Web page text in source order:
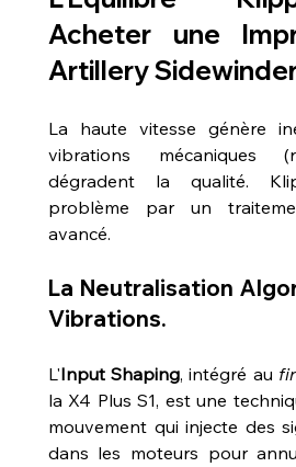
Acheter une
Artillery Sidewinder
La haute vitesse génère
vibrations mécaniques
dégradent la qualité.
problème par un
avancé.
La Neutralisation
Vibrations.
L'Input Shaping, intégré au
la X4 Plus S1, est une
mouvement qui injecte des
dans les moteurs pour